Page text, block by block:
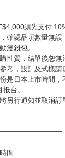
須先支付
確認品項數量無誤
漫錢包。
性質，結單後恕無
考，設計及式樣請
是日本上市時間，
台。
另行通知並取消訂
間